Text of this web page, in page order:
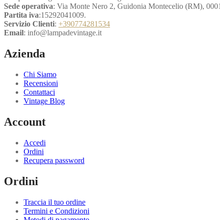
Sede operativa: Via Monte Nero 2, Guidonia Montecelio (RM),
Partita iva:15292041009.
Servizio Clienti: +390774281534
Email: info@lampadevintage.it
Azienda
Chi Siamo
Recensioni
Contattaci
Vintage Blog
Account
Accedi
Ordini
Recupera password
Ordini
Traccia il tuo ordine
Termini e Condizioni